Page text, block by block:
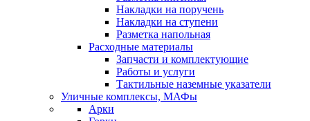
Накладки на поручень
Накладки на ступени
Разметка напольная
Расходные материалы
Запчасти и комплектующие
Работы и услуги
Тактильные наземные указатели
Уличные комплексы, МАФы
Арки